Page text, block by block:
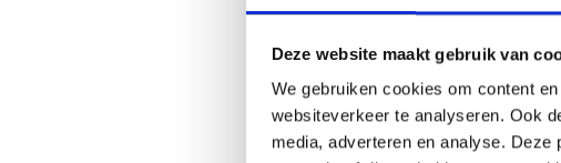
Deze website maakt gebruik van
We gebruiken cookies om content
websiteverkeer te analyseren. Ook
media, adverteren en analyse.
1 omdoos
CNK-Nummer:
Aanbevolen